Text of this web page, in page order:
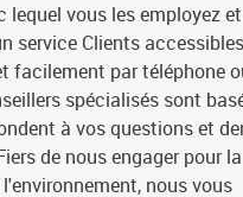
lequel vous les employez
service Clients accessibles
facilement par téléphone
spécialisés sont
à vos questions et
de nous engager pour la
nous vous